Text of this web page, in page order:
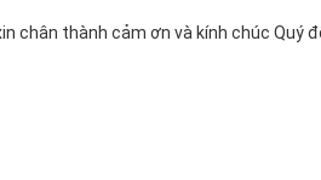
chân thành cảm ơn và kính chúc Quý